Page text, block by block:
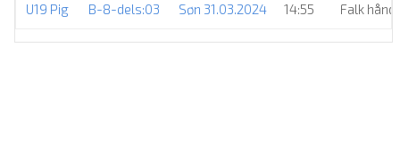
U19 Pig B-8-dels:03 Søn 31.03.2024 14:55 Falk